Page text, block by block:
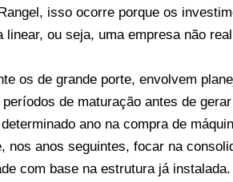
isso ocorre porque os
ou seja, uma empresa não
os de grande porte, envolvem
de maturação antes de
ano na compra de
nos anos seguintes, focar na
com base na estrutura já